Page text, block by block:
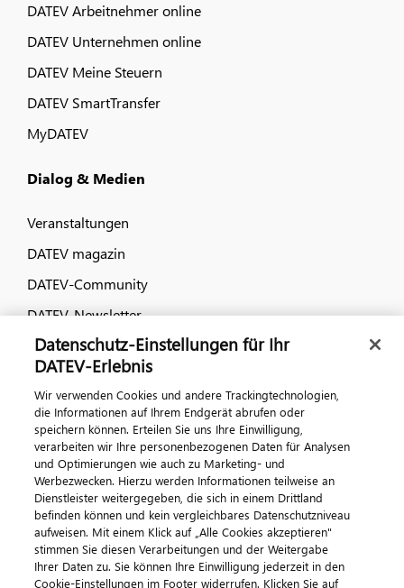
DATEV Arbeitnehmer online
DATEV Unternehmen online
DATEV Meine Steuern
DATEV SmartTransfer
MyDATEV
Dialog & Medien
Veranstaltungen
DATEV magazin
DATEV-Community
DATEV-Newsletter
Kontaktieren Sie uns
© 2026 DATEV eG
ImpressumDatenschutzAGB Kontakt
Cookie-Einstellungen
Datenschutz-Einstellungen für Ihr
DATEV-Erlebnis
Wir verwenden Cookies und andere Trackingtechnologien,
die Informationen auf Ihrem Endgerät abrufen oder
speichern können. Erteilen Sie uns Ihre Einwilligung,
verarbeiten wir Ihre personenbezogenen Daten für Analysen
und Optimierungen wie auch zu Marketing- und
Werbezwecken. Hierzu werden Informationen teilweise an
Dienstleister weitergegeben, die sich in einem Drittland
befinden können und kein vergleichbares Datenschutzniveau
aufweisen. Mit einem Klick auf „Alle Cookies akzeptieren"
stimmen Sie diesen Verarbeitungen und der Weitergabe
Ihrer Daten zu. Sie können Ihre Einwilligung jederzeit in den
Cookie-Einstellungen im Footer widerrufen. Klicken Sie auf